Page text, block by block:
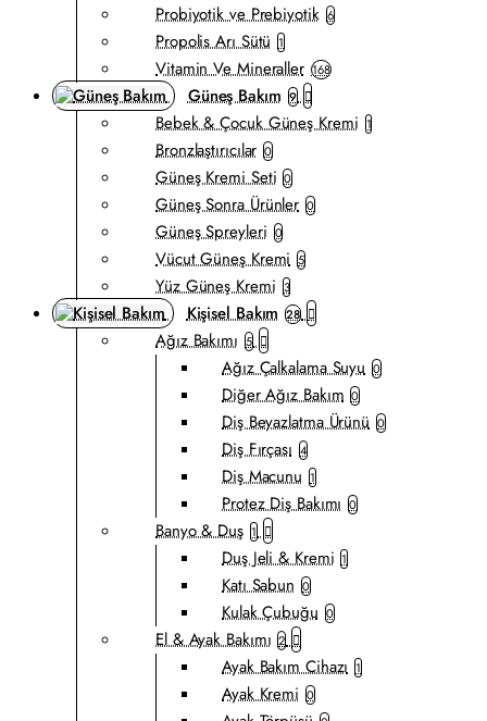
Probiyotik ve Prebiyotik 6
Propolis Arı Sütü 1
Vitamin Ve Mineraller 168
Güneş Bakım 9
Bebek & Çocuk Güneş Kremi 1
Bronzlaştırıcılar 0
Güneş Kremi Seti 0
Güneş Sonra Ürünler 0
Güneş Spreyleri 0
Vücut Güneş Kremi 5
Yüz Güneş Kremi 3
Kişisel Bakım 28
Ağız Bakımı 5
Ağız Çalkalama Suyu 0
Diğer Ağız Bakım 0
Diş Beyazlatma Ürünü 0
Diş Fırçası 4
Diş Macunu 1
Protez Diş Bakımı 0
Banyo & Duş 1
Duş Jeli & Kremi 1
Katı Sabun 0
Kulak Çubuğu 0
El & Ayak Bakımı 2
Ayak Bakım Cihazı 1
Ayak Kremi 0